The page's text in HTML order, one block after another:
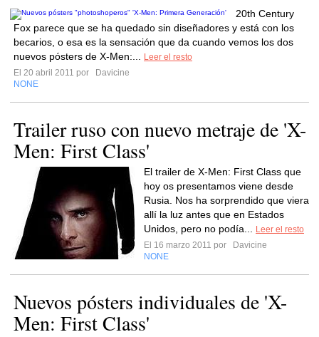
20th Century
Fox parece que se ha quedado sin diseñadores y está con los
becarios, o esa es la sensación que da cuando vemos los dos
nuevos pósters de X-Men:...
Leer el resto
El 20 abril 2011 por
Davicine
NONE
Trailer ruso con nuevo metraje de 'X-
Men: First Class'
El trailer de X-Men: First Class que
hoy os presentamos viene desde
Rusia. Nos ha sorprendido que viera
allí la luz antes que en Estados
Unidos, pero no podía...
Leer el resto
El 16 marzo 2011 por
Davicine
NONE
Nuevos pósters individuales de 'X-
Men: First Class'